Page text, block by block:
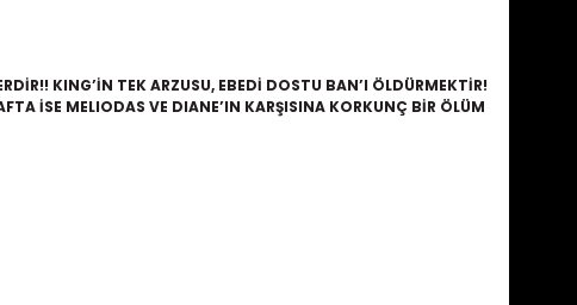
KING’İN TEK ARZUSU, EBEDİ DOSTU BAN’I ÖLDÜRMEKTİR!
İSE MELIODAS VE DIANE’IN KARŞISINA KORKUNÇ BİR ÖLÜM